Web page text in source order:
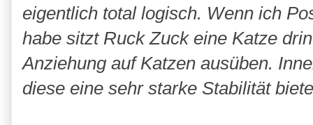
eigentlich total logisch. Wenn ich
habe sitzt Ruck Zuck eine Katze
Anziehung auf Katzen ausüben.
diese eine sehr starke Stabilität